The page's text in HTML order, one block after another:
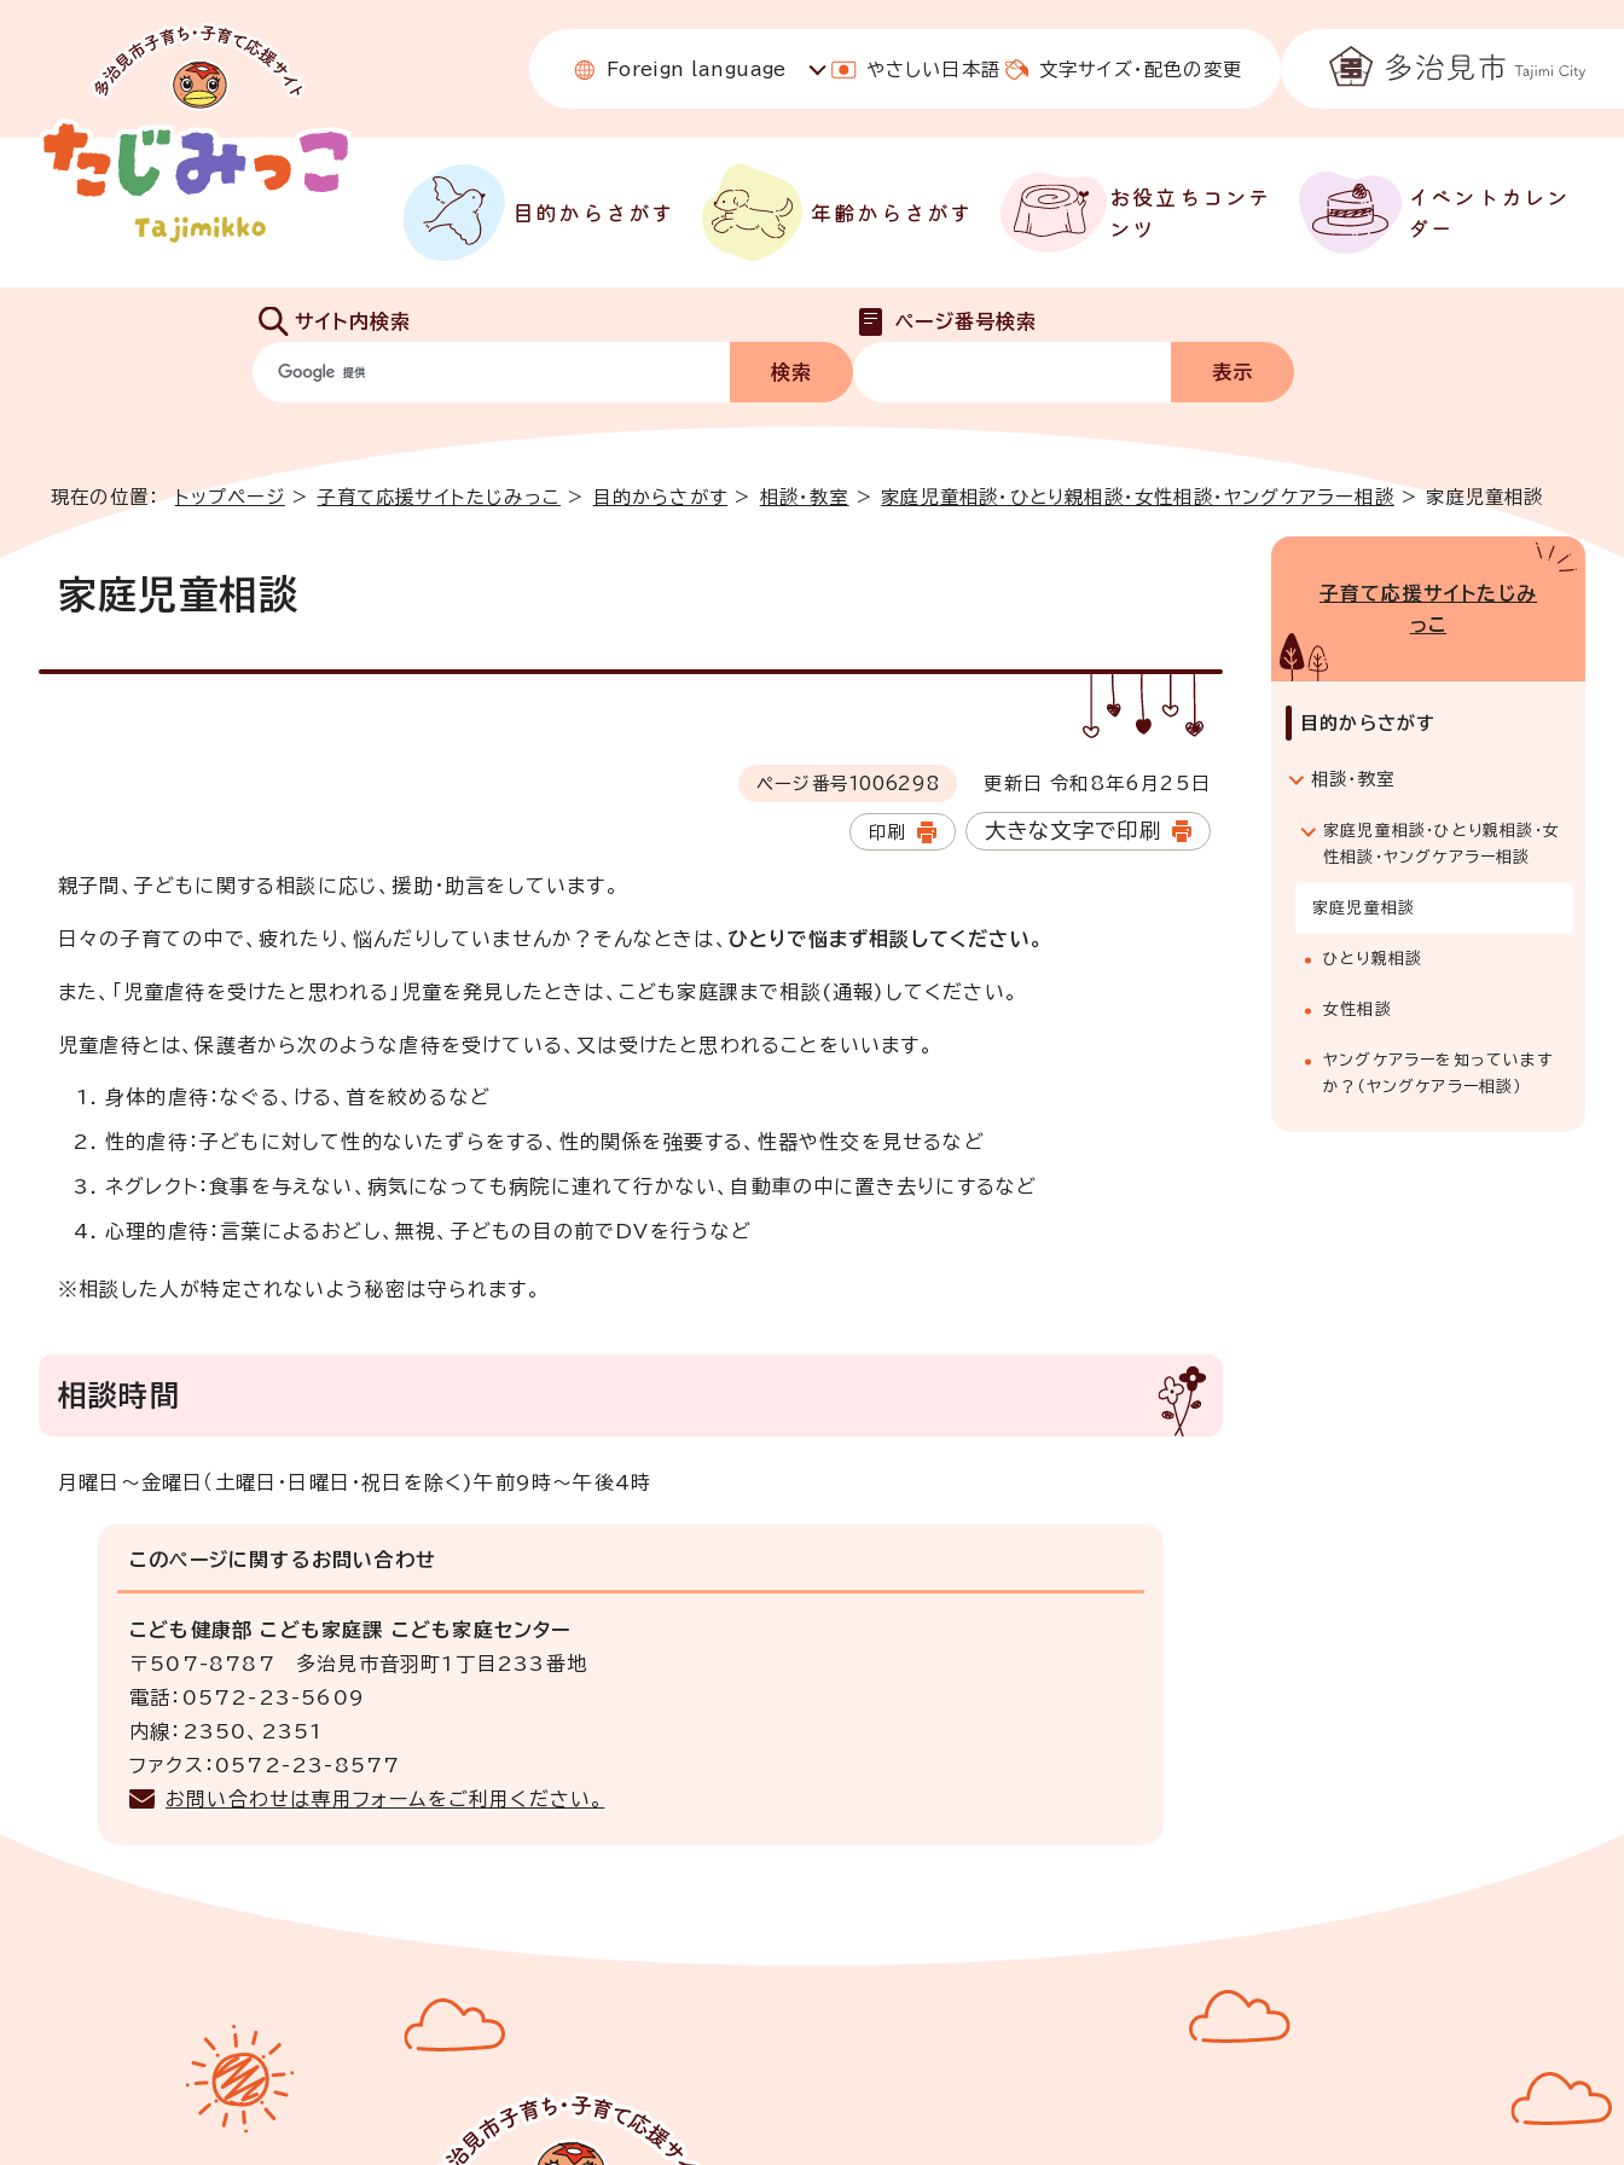
Foreign language やさしい日本語 文字サイズ・配色の変更
目的からさがす 年齢からさがす
お役立ちコンテ
ンツ
イベントカレン
ダー
サイト内検索 ページ番号検索
現在の位置：トップページ >子育て応援サイトたじみっこ > 目的からさがす > 相談・教室 > 家庭児童相談・ひとり親相談・女性相談・ヤングケアラー相談 > 家庭児童相談
家庭児童相談
ページ番号1006298 更新日 令和8年6月25日
印刷 大きな文字で印刷
親子間、子どもに関する相談に応じ、援助・助言をしています。
日々の子育ての中で、疲れたり、悩んだりしていませんか？そんなときは、 ひとりで悩まず相談してください。
また、「児童虐待を受けたと思われる」児童を発見したときは、こども家庭課まで相談(通報)してください。
児童虐待とは、保護者から次のような虐待を受けている、又は受けたと思われることをいいます。
身体的虐待：なぐる、ける、首を絞めるなど
性的虐待：子どもに対して性的ないたずらをする、性的関係を強要する、性器や性交を見せるなど
ネグレクト：食事を与えない、病気になっても病院に連れて行かない、自動車の中に置き去りにするなど
心理的虐待：言葉によるおどし、無視、子どもの目の前でDVを行うなど
※相談した人が特定されないよう秘密は守られます。
相談時間
月曜日～金曜日（土曜日・日曜日・祝日を除く)午前9時～午後4時
このページに関する お問い合わせ
こども健康部 こども家庭課 こども家庭センター
〒507-8787 多治見市音羽町1丁目233番地
電話：0572-23-5609
内線：2350、2351
ファクス：0572-23-8577
お問い合わせは専用フォームをご利用ください。
子育て応援サイトたじみ
っこ
目的からさがす
相談・教室
家庭児童相談・ひとり親相談・女
性相談・ヤングケアラー相談
家庭児童相談
ひとり親相談
女性相談
ヤングケアラーを知っています
か？（ヤングケアラー相談）